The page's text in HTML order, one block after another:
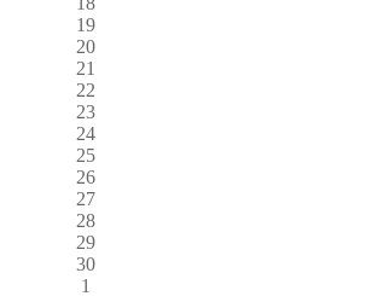
19
20
21
22
23
24
25
26
27
28
29
30
1